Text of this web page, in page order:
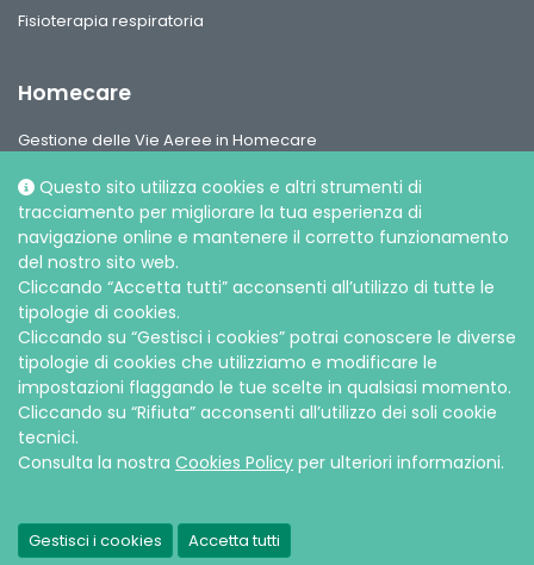
Questo sito utilizza cookies e altri strumenti di
tracciamento per migliorare la tua esperienza di
navigazione online e mantenere il corretto funzionamento
del nostro sito web.
Cliccando “Accetta tutti” acconsenti all’utilizzo di tutte le
tipologie di cookies.
Cliccando su “Gestisci i cookies” potrai conoscere le diverse
tipologie di cookies che utilizziamo e modificare le
impostazioni flaggando le tue scelte in qualsiasi momento.
Cliccando su “Rifiuta” acconsenti all’utilizzo dei soli cookie
tecnici.
Consulta la nostra Cookies Policy per ulteriori informazioni.
Gestisci i cookies Accetta tutti
Fisioterapia respiratoria
Homecare
Gestione delle Vie Aeree in Homecare
Gamma Ossigeno & Aerosol Terapia Home Care
Social media
© Intersurgical S.p.A, 2026 |Privacy e Cookie